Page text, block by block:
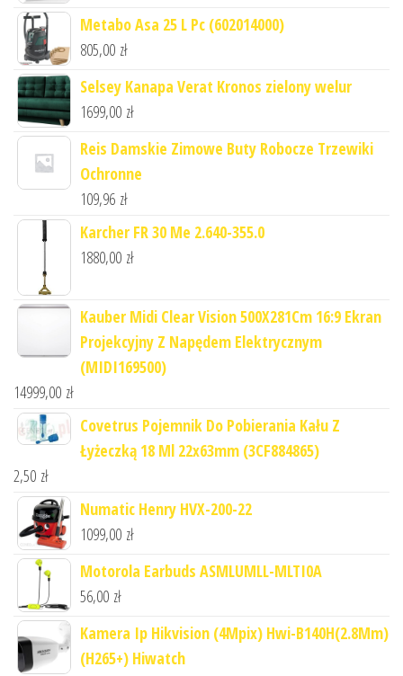
Metabo Asa 25 L Pc (602014000)
805,00 zł
Selsey Kanapa Verat Kronos zielony welur
1699,00 zł
Reis Damskie Zimowe Buty Robocze Trzewiki
Ochronne
109,96 zł
Karcher FR 30 Me 2.640-355.0
1880,00 zł
Kauber Midi Clear Vision 500X281Cm 16:9 Ekran
Projekcyjny Z Napędem Elektrycznym
(MIDI169500)
14999,00 zł
Covetrus Pojemnik Do Pobierania Kału Z
Łyżeczką 18 Ml 22x63mm (3CF884865)
2,50 zł
Numatic Henry HVX-200-22
1099,00 zł
Motorola Earbuds ASMLUMLL-MLTI0A
56,00 zł
Kamera Ip Hikvision (4Mpix) Hwi-B140H(2.8Mm)
(H265+) Hiwatch